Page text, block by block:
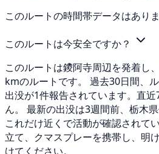
このルートの時間帯データはありま
このルートは今安全ですか？
このルートは鑁阿寺周辺を発着し
kmのルートです。 過去30日間、
出没が1件報告されています。直
ん。 最新の出没は3週間前、栃木
これだけ近くで活動が確認されて
立て、クマスプレーを携帯し、明
けてください。